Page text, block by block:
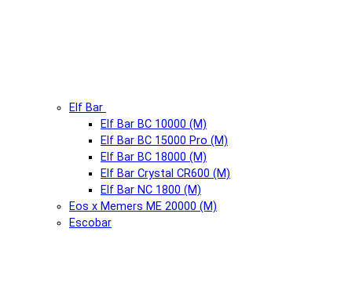
Elf Bar
Elf Bar BC 10000 (М)
Elf Bar BC 15000 Pro (М)
Elf Bar BC 18000 (М)
Elf Bar Crystal CR600 (М)
Elf Bar NC 1800 (М)
Eos x Memers ME 20000 (М)
Escobar